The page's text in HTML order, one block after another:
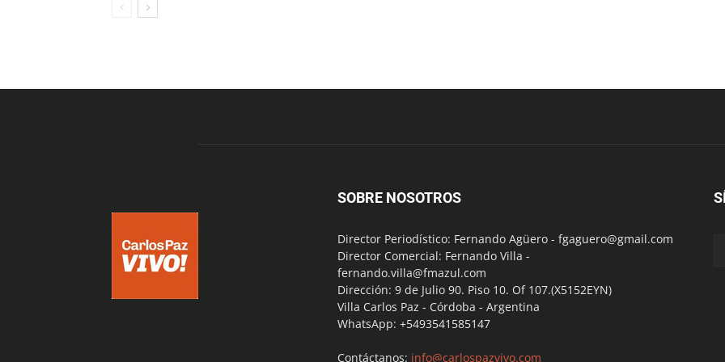
SOBRE NOSOTROS
Director Periodístico: Fernando Agüero - fgaguero@gmail.com
Director Comercial: Fernando Villa -
fernando.villa@fmazul.com
Dirección: 9 de Julio 90. Piso 10. Of 107.(X5152EYN)
Villa Carlos Paz - Córdoba - Argentina
WhatsApp: +5493541585147
Contáctanos: info@carlospazvivo.com